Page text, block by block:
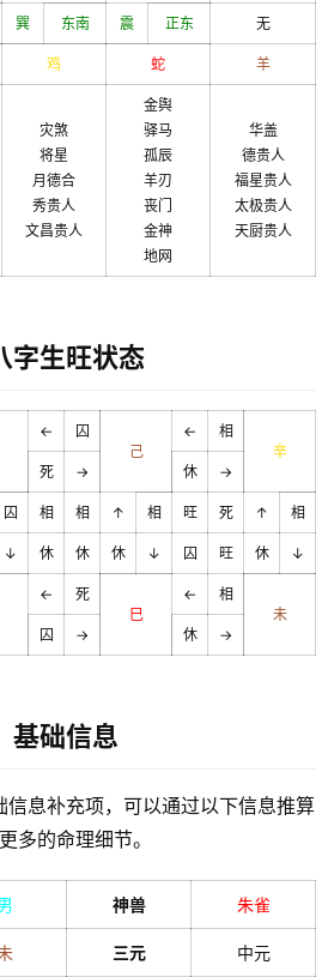
巽 东南 震 正东 无
鸡 蛇 羊
灾煞
将星
月德合
秀贵人
文昌贵人
金舆
驿马
孤辰
羊刃
丧门
金神
地网
华盖
德贵人
福星贵人
太极贵人
天厨贵人
字生旺状态
←
囚
己
←
相
辛
死 → 休 →
囚 相 相 ↑ 相 旺 死 ↑ 相
↓ 休 休 休 ↓ 囚 旺 休 ↓
←
死
巳
←
相
未
囚 → 休 →
基础信息
信息补充项，可以通过以下信息推算
多的命理细节。
神兽 朱雀
三元 中元